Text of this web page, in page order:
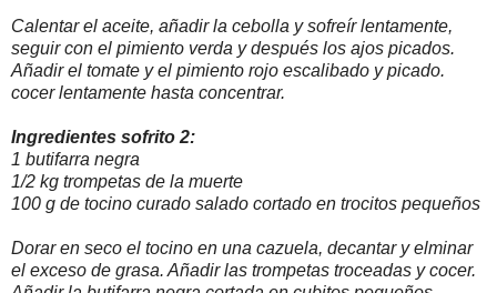
Calentar el aceite, añadir la cebolla y sofreír lentamente,
seguir con el pimiento verda y después los ajos picados.
Añadir el tomate y el pimiento rojo escalibado y picado.
cocer lentamente hasta concentrar.
Ingredientes sofrito 2:
1 butifarra negra
1/2 kg trompetas de la muerte
100 g de tocino curado salado cortado en trocitos pequeños
Dorar en seco el tocino en una cazuela, decantar y elminar
el exceso de grasa. Añadir las trompetas troceadas y cocer.